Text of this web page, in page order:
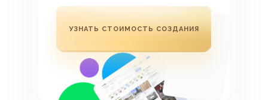
УЗНАТЬ СТОИМОСТЬ СОЗДАНИЯ